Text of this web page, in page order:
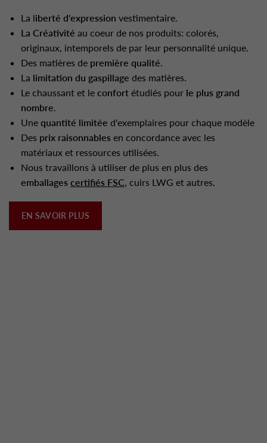
La liberté d'expression vestimentaire.
La Créativité au coeur de nos produits: colorés,
originaux, intemporels de par leur personnalité unique.
Des matières de première qualité.
La limitation du gaspillage des matières.
Le chaussant et le confort étudiés pour le plus grand
nombre.
Une quantité limitée d'exemplaires pour chaque modèle
Des prix raisonnables en concordance avec les
matériaux et ressources utilisées.
Nous travaillons à utiliser de plus en plus des
emballages certifiés FSC, cuirs LWG et autres.
EN SAVOIR PLUS